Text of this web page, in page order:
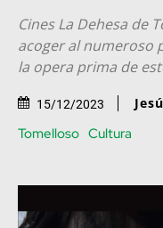
Cines La Dehesa de
acoger al numeroso
la opera prima de
15/12/2023
Tomelloso Cultura